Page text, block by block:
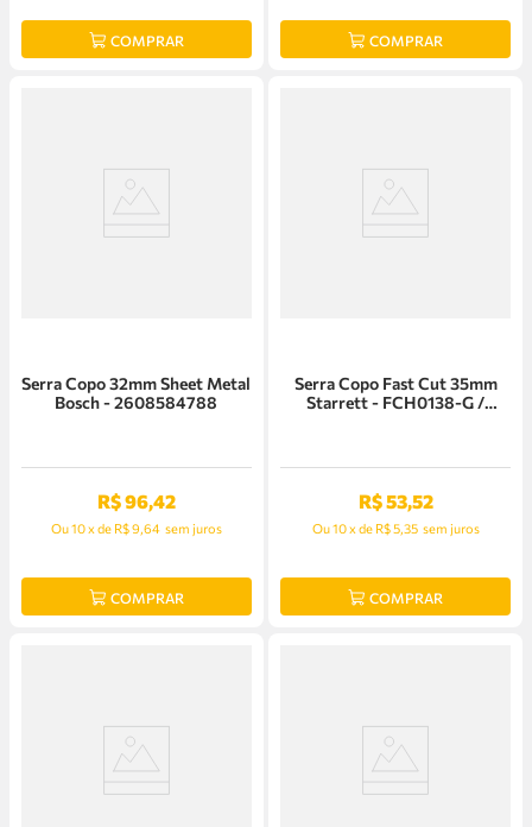
COMPRAR COMPRAR
Serra Copo 32mm Sheet Metal
Bosch - 2608584788
R$96,42
Ou10xde R$ 9,64 sem juros
COMPRAR
Serra Copo Fast Cut 35mm
Starrett - FCH0138-G /
R$53,52
Ou10xde R$ 5,35 sem juros
COMPRAR